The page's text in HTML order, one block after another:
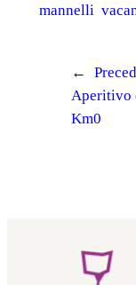
mannelli
←
Aperitivo
Km0